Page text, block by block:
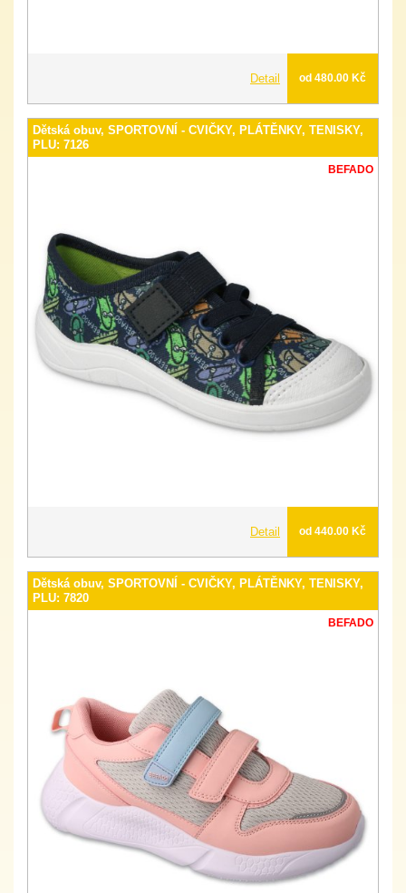
Detail od 480.00 Kč
Dětská obuv, SPORTOVNÍ - CVIČKY, PLÁTĚNKY, TENISKY,
PLU: 7126
BEFADO
Detail od 440.00 Kč
Dětská obuv, SPORTOVNÍ - CVIČKY, PLÁTĚNKY, TENISKY,
PLU: 7820
BEFADO